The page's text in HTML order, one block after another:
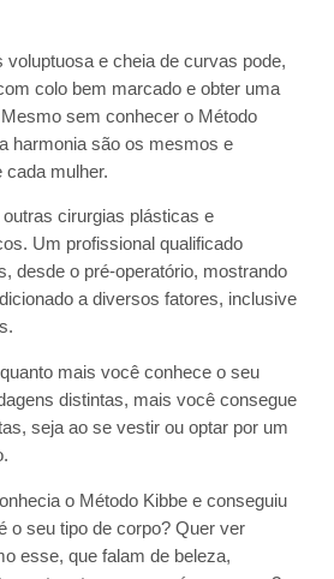
voluptuosa e cheia de curvas pode,
colo bem marcado e obter uma
sem conhecer o Método
harmonia são os mesmos e
cada mulher.
cirurgias plásticas e
Um profissional qualificado
desde o pré-operatório, mostrando
a diversos fatores, inclusive
mais você conhece o seu
distintas, mais você consegue
seja ao se vestir ou optar por um
o Método Kibbe e conseguiu
o seu tipo de corpo? Quer ver
esse, que falam de beleza,